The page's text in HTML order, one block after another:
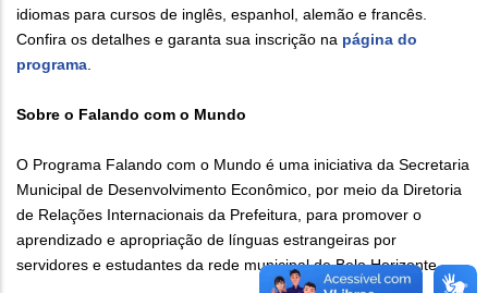
idiomas para cursos de inglês, espanhol, alemão e francês.
Confira os detalhes e garanta sua inscrição na página do
programa.
Sobre o Falando com o Mundo
O Programa Falando com o Mundo é uma iniciativa da Secretaria
Municipal de Desenvolvimento Econômico, por meio da Diretoria
de Relações Internacionais da Prefeitura, para promover o
aprendizado e apropriação de línguas estrangeiras por
servidores e estudantes da rede municipal de Belo Horizonte.